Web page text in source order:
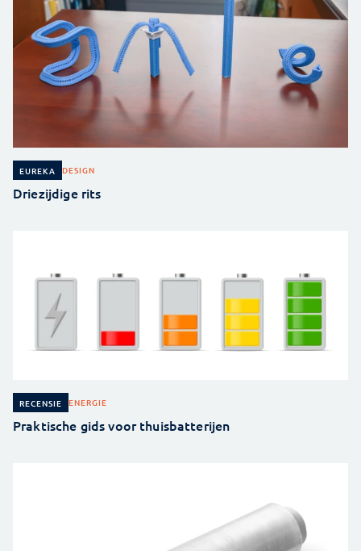
EUREKA DESIGN
Driezijdige rits
RECENSIE ENERGIE
Praktische gids voor thuisbatterijen